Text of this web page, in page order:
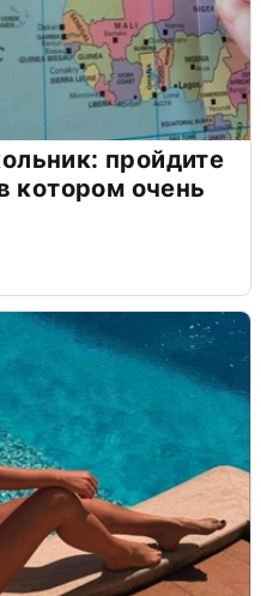
пройдите
котором очень